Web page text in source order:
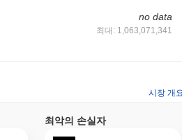
no data
최대: 1,063,071,341
시장 개
최악의 손실자